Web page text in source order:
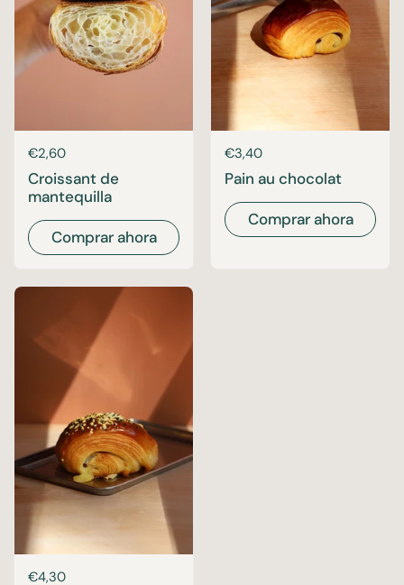
Precio:
€2,60
Croissant de
mantequilla
Comprar ahora
Precio:
€3,40
Pain au chocolat
Comprar ahora
Precio:
€4,30